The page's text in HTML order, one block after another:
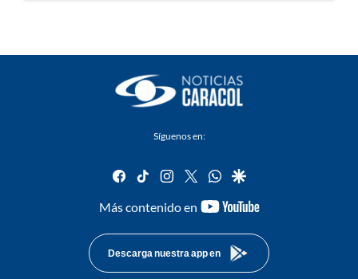
Síguenos en:
facebook
tiktok instagram
twitterwhatsapp
google
Más contenido en
youtube-
Descarga nuestra app en